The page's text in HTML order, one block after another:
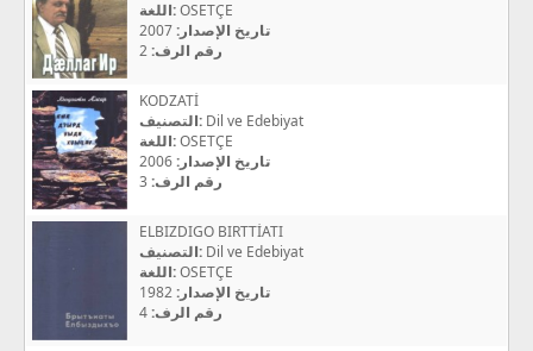
اللغة:OSETÇE
تاريخ الإصدار:
رقم الرف:
KODZATİ
التصنيف: Dil ve Edebiyat
اللغة:OSETÇE
تاريخ الإصدار:
رقم الرف:
ELBIZDIGO BIRTTİATI
التصنيف: Dil ve Edebiyat
اللغة:OSETÇE
تاريخ الإصدار:
رقم الرف: